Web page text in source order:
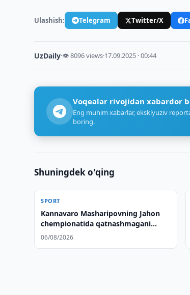
Ulashish: Telegram Twitter/X
UzDaily·👁 8096 views·17.09.2025 · 00:44
Voqealar rivojidan xabardor
Eng muhim xabarlar, eksklyuziv
boring.
Shuningdek o'qing
SPORT
Kannavaro Masharipovning Jahon
chempionatida qatnashmagani
sababini tushuntirdi
06/08/2026